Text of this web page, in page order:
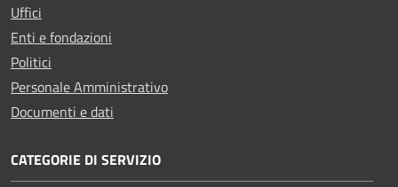
Uffici
Enti e fondazioni
Politici
Personale Amministrativo
Documenti e dati
CATEGORIE DI SERVIZIO